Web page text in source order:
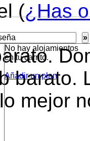
(¿Has
»
No hay alojamientos
en tu carrito.
Añadir un plan